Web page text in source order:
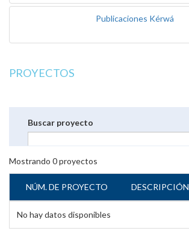
Publicaciones Kérwá
PROYECTOS
Buscar proyecto
Mostrando 0proyectos
NÚM. DE PROYECTO DESCRIPCIÓN
No hay datos disponibles